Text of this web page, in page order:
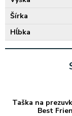
Šírka
Hĺbka
Taška na
Best